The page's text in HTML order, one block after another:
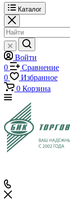
Каталог
Войти
0
Сравнение
0
Избранное
0 Корзина